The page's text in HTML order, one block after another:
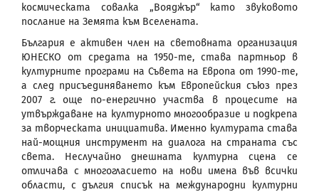
космическата совалка „Вояджър“ като звуковото
послание на Земята към Вселената.
България е активен член на световната организация
ЮНЕСКО от средата на 1950-те, става партньор в
културните програми на Съвета на Европа от 1990-те,
а след присъединяването към Европейския съюз през
2007 г. още по-енергично участва в процесите на
утвърждаване на културното многообразие и подкрепа
за творческата инициатива. Именно културата става
най-мощния инструмент на диалога на страната със
света. Неслучайно днешната културна сцена се
отличава с многогласието на нови имена във всички
области, с дългия списък на международни културни